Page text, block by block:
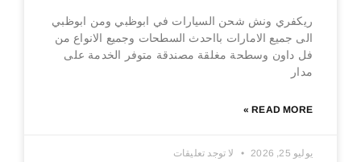
ريكفري ونش شحن السيارات في ابوظبي ومن ابوظبي
الى جميع الامارات بااحدث السطحات وجميع الانواع من
فل داون وسطحة مغلقة مصندقة متوفر الخدمة على
مدار
READ MORE »
يوليو 25, 2026 لا توجد تعليقات